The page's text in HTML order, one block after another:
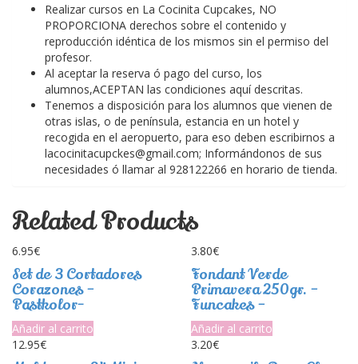
Realizar cursos en La Cocinita Cupcakes, NO
PROPORCIONA derechos sobre el contenido y
reproducción idéntica de los mismos sin el permiso del
profesor.
Al aceptar la reserva ó pago del curso, los
alumnos,ACEPTAN las condiciones aquí descritas.
Tenemos a disposición para los alumnos que vienen de
otras islas, o de península, estancia en un hotel y
recogida en el aeropuerto, para eso deben escribirnos a
lacocinitacupckes@gmail.com; Informándonos de sus
necesidades ó llamar al 928122266 en horario de tienda.
Related Products
6.95€
Set de 3 Cortadores
Corazones –
Pastkolor-
Añadir al carrito
3.80€
Fondant Verde
Primavera 250gr. –
Funcakes –
Añadir al carrito
12.95€ 3.20€